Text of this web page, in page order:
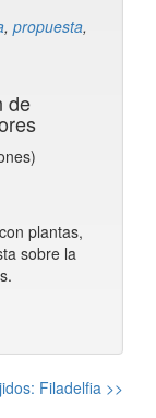
, propuesta,
de
plantas,
sobre la
Filadelfia >>